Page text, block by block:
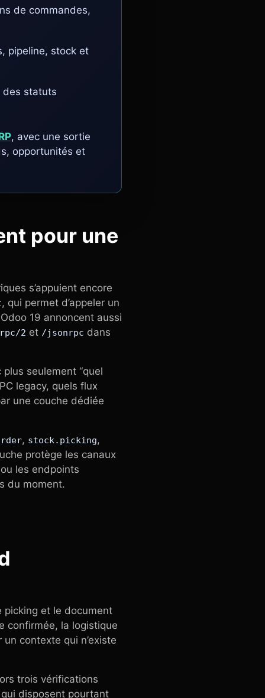
de commandes,
pipeline, stock et
des statuts
, avec une sortie
opportunités et
pour une
s’appuient encore
, qui permet d’appeler un
19 annoncent aussi
2 et /jsonrpc dans
seulement “quel
legacy, quels flux
une couche dédiée
, stock.picking,
protège les canaux
les endpoints
du moment.
picking et le document
confirmée, la logistique
contexte qui n’existe
trois vérifications
disposent pourtant